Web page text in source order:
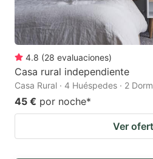
4.8 (28 evaluaciones)
Casa rural independiente
Casa Rural · 4 Huéspedes · 2
45 € por noche*
Ver